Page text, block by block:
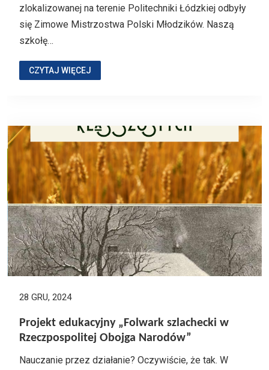
zlokalizowanej na terenie Politechniki Łódzkiej odbyły
się Zimowe Mistrzostwa Polski Młodzików. Naszą
szkołę…
CZYTAJ WIĘCEJ
28 GRU, 2024
Projekt edukacyjny „Folwark szlachecki w
Rzeczpospolitej Obojga Narodów”
Nauczanie przez działanie? Oczywiście, że tak. W